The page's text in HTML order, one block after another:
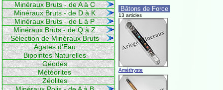
Minéraux Bruts - de A à C
Minéraux Bruts - de D à K
Minéraux Bruts - de L à P
Minéraux Bruts - de Q à Z
Sélection de Minéraux Bruts
Agates d'Eau
Bipointes Naturelles
Géodes
Météorites
Zéolites
Bâtons de Force
13 articles
Améthyste